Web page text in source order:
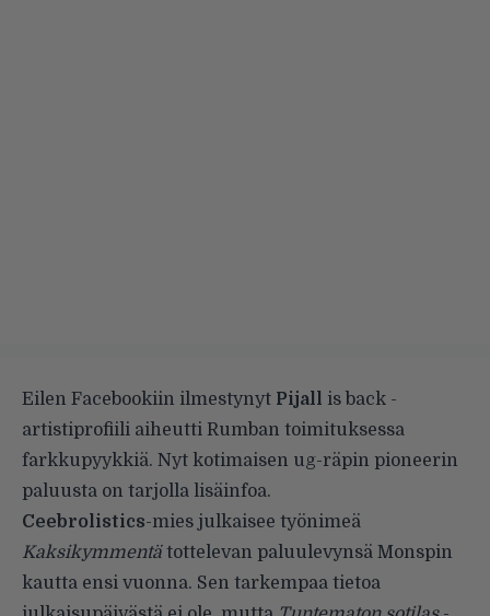
Eilen Facebookiin ilmestynyt Pijall is back -
artistiprofiili aiheutti Rumban toimituksessa
farkkupyykkiä. Nyt kotimaisen ug-räpin pioneerin
paluusta on tarjolla lisäinfoa.
Ceebrolistics-mies julkaisee työnimeä
Kaksikymmentätottelevan paluulevynsä Monspin
kautta ensi vuonna. Sen tarkempaa tietoa